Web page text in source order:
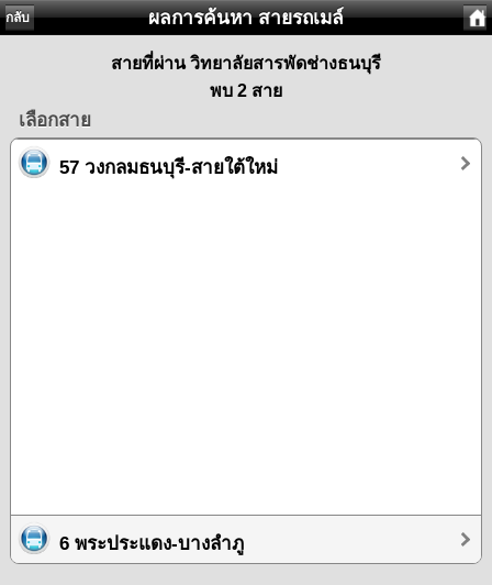
กลับ ผลการค้นหา สายรถเมล์
สายที่ผ่าน วิทยาลัยสารพัดช่างธนบุรี
พบ 2 สาย
เลือกสาย
57 วงกลมธนบุรี-สายใต้ใหม่
6 พระประแดง-บางลำภู